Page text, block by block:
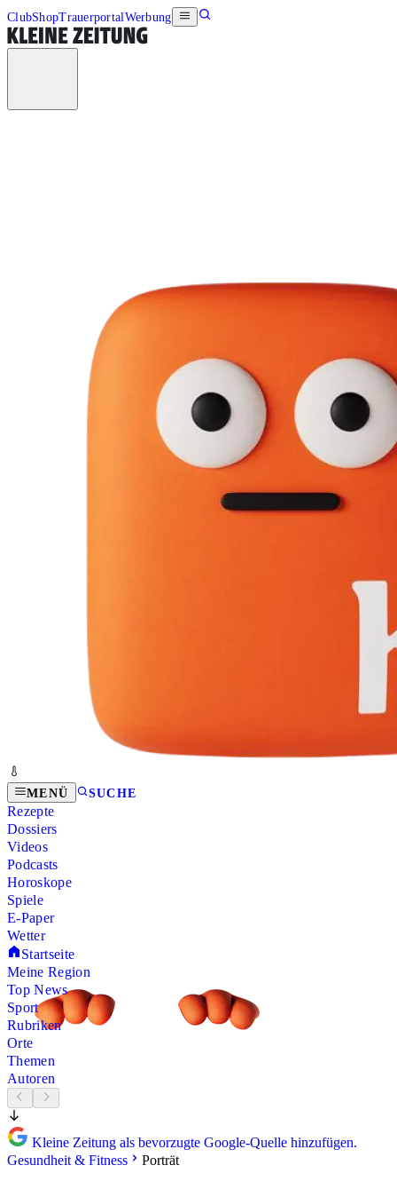
ClubShopTrauerportalWerbung
MENÜ SUCHE
Rezepte
Dossiers
Videos
Podcasts
Horoskope
Spiele
E-Paper
Wetter
Startseite
Meine Region
Top News
Sport
Rubriken
Orte
Themen
Autoren
Kleine Zeitung als bevorzugte Google-Quelle hinzufügen.
Gesundheit & Fitness
Porträt